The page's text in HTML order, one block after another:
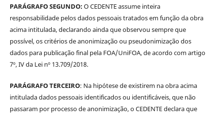
PARÁGRAFO SEGUNDO:O CEDENTE assume inteira
responsabilidade pelos dados pessoais tratados em função da obra
acima intitulada, declarando ainda que observou sempre que
possível, os critérios de anonimização ou pseudonimização dos
dados para publicação final pela FOA/UniFOA, de acordo com artigo
7º, IV da Lei nº 13.709/2018.
PARÁGRAFO TERCEIRO: Na hipótese de existirem na obra acima
intitulada dados pessoais identificados ou identificáveis, que não
passaram por processo de anonimização, o CEDENTE declara que